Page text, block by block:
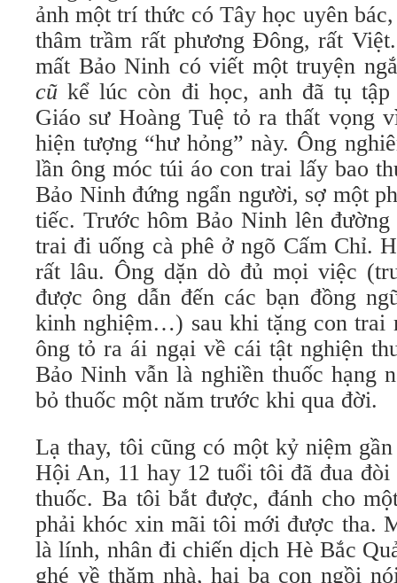
ảnh một trí thức có Tây học uyên
thâm trầm rất phương Đông, rất
mất Bảo Ninh có viết một truyện
cũkể lúc còn đi học, anh đã tụ tập
Giáo sư Hoàng Tuệ tỏ ra thất vọng
hiện tượng “hư hỏng” này. Ông
lần ông móc túi áo con trai lấy bao
Bảo Ninh đứng ngẩn người, sợ một
tiếc. Trước hôm Bảo Ninh lên
trai đi uống cà phê ở ngõ Cấm Chỉ.
rất lâu. Ông dặn dò đủ mọi việc
được ông dẫn đến các bạn đồng
kinh nghiệm…) sau khi tặng con trai
ông tỏ ra ái ngại về cái tật nghiện
Bảo Ninh vẫn là nghiền thuốc hạng
bỏ thuốc một năm trước khi qua đời.
Lạ thay, tôi cũng có một kỷ niệm
Hội An, 11 hay 12 tuổi tôi đã đua đòi
thuốc. Ba tôi bắt được, đánh cho
phải khóc xin mãi tôi mới được tha.
là lính, nhân đi chiến dịch Hè Bắc
ghé về thăm nhà, hai ba con ngồi